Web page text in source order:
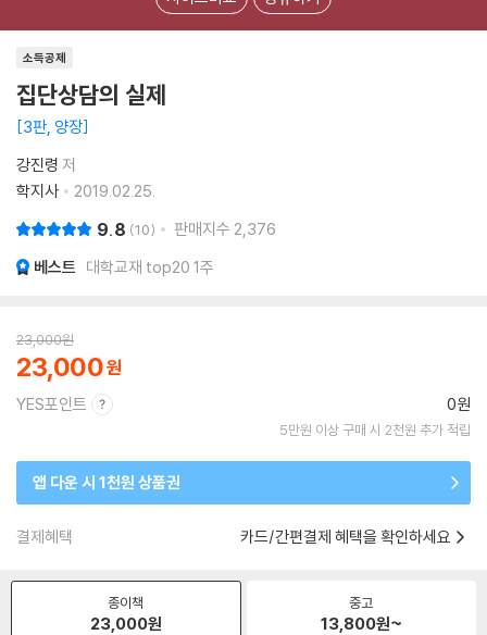
소득공제
집단상담의 실제
3판, 양장
강진령 저
학지사
2019.02.25.
9.8 10 판매지수 2,376
베스트 대학교재 top20 1주
23,000원
23,000
YES포인트 0원
5만원 이상 구매 시 2천원 추가 적립
앱 다운 시 1천원 상품권
결제혜택 카드/간편결제 혜택을 확인하세요
종이책
23,000원
중고
13,800원~